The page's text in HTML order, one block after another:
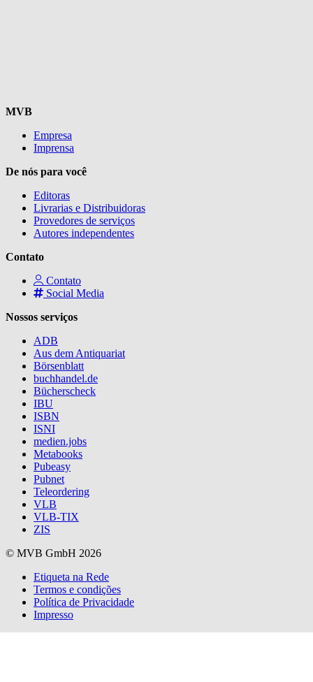
MVB
Empresa
Imprensa
De nós para você
Editoras
Livrarias e Distribuidoras
Provedores de serviços
Autores independentes
Contato
Contato
Social Media
Nossos serviços
ADB
Aus dem Antiquariat
Börsenblatt
buchhandel.de
Bücherscheck
IBU
ISBN
ISNI
medien.jobs
Metabooks
Pubeasy
Pubnet
Teleordering
VLB
VLB-TIX
ZIS
© MVB GmbH 2026
Etiqueta na Rede
Termos e condições
Política de Privacidade
Impresso